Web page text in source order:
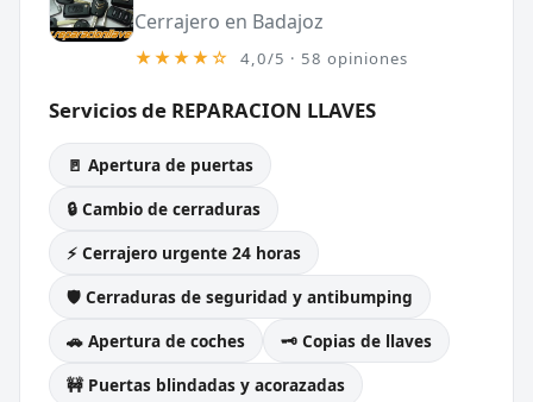
Cerrajero en Badajoz
★★★★☆ 4,0/5 · 58 opiniones
Servicios de REPARACION LLAVES
🚪 Apertura de puertas
🔒 Cambio de cerraduras
⚡ Cerrajero urgente 24 horas
🛡️ Cerraduras de seguridad y antibumping
🚗 Apertura de coches
🗝️ Copias de llaves
🚧 Puertas blindadas y acorazadas